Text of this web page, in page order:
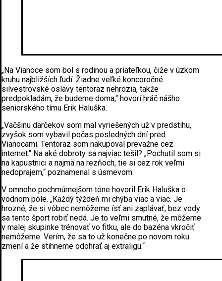
„Na Vianoce som bol s rodinou a priateľkou, čiže v úzkom
kruhu najbližších ľudí. Žiadne veľké koncoročné
silvestrovské oslavy tentoraz nehrozia, takže
predpokladám, že budeme doma,“ hovorí hráč nášho
seniorského tímu Erik Haluška.
„Väčšinu darčekov som mal vyriešených už v predstihu,
zvyšok som vybavil počas posledných dní pred
Vianocami. Tentoraz som nakupoval prevažne cez
internet.“ Na aké dobroty sa najviac tešil? „Pochutil som si
na kapustnici a najmä na rezňoch, tie si cez rok veľmi
nedoprajem,“ poznamenal s úsmevom.
V omnoho pochmúrnejšom tóne hovoril Erik Haluška o
vodnom póle. „Každý týždeň mi chýba viac a viac. Je
hrozné, že si vôbec nemôžeme ísť ani zaplávať, bez vody
sa tento šport robiť nedá. Je to veľmi smutné, že môžeme
v malej skupinke trénovať vo fitku, ale do bazéna vkročiť
nemôžeme. Verím, že sa to už konečne po novom roku
zmení a že stihneme odohrať aj extraligu.“